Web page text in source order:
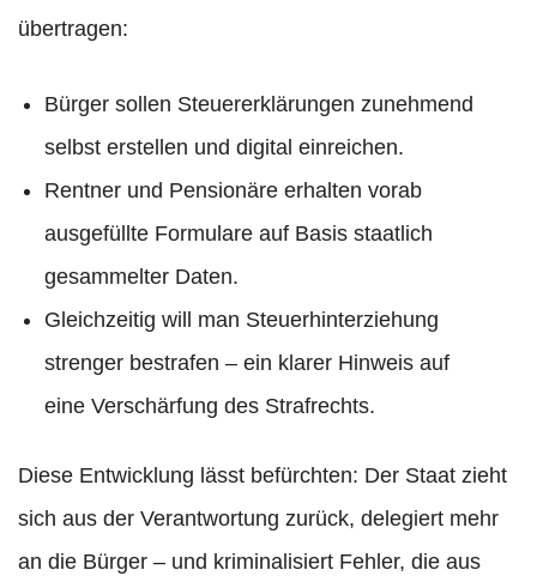
übertragen:
Bürger sollen Steuererklärungen zunehmend
selbst erstellen und digital einreichen.
Rentner und Pensionäre erhalten vorab
ausgefüllte Formulare auf Basis staatlich
gesammelter Daten.
Gleichzeitig will man Steuerhinterziehung
strenger bestrafen – ein klarer Hinweis auf
eine Verschärfung des Strafrechts.
Diese Entwicklung lässt befürchten: Der Staat zieht
sich aus der Verantwortung zurück, delegiert mehr
an die Bürger – und kriminalisiert Fehler, die aus